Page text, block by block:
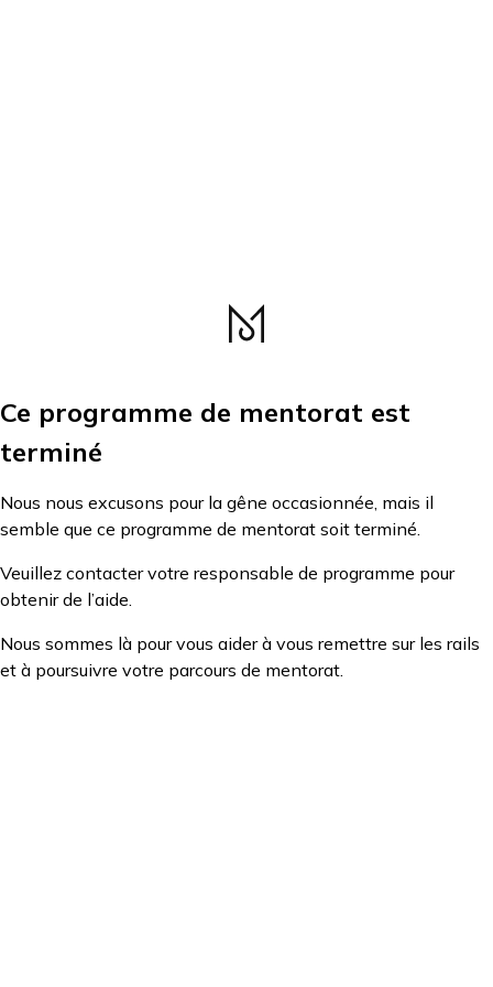
Ce programme de mentorat est
terminé
Nous nous excusons pour la gêne occasionnée, mais il
semble que ce programme de mentorat soit terminé.
Veuillez contacter votre responsable de programme pour
obtenir de l’aide.
Nous sommes là pour vous aider à vous remettre sur les rails
et à poursuivre votre parcours de mentorat.